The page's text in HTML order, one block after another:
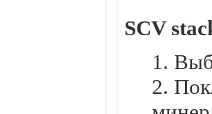
SCV
1.
2.